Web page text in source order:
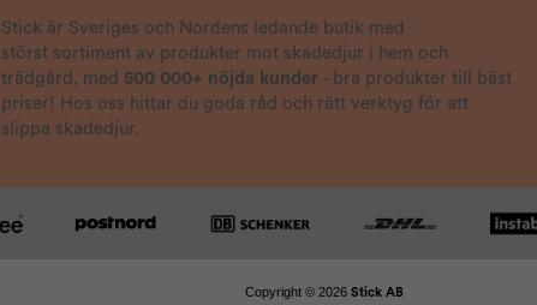
Stick är Sveriges och Nordens ledande butik med
störst sortiment av produkter mot skadedjur i hem och
trädgård, med 500 000+ nöjda kunder- bra produkter till bäst
priser! Hos oss hittar du goda råd och rätt verktyg för att
slippa skadedjur.
Copyright © 2026 Stick AB